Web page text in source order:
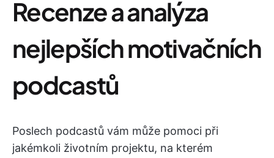
Recenze a analýza
nejlepších motivačních
podcastů
Poslech podcastů vám může pomoci při
jakémkoli životním projektu, na kterém